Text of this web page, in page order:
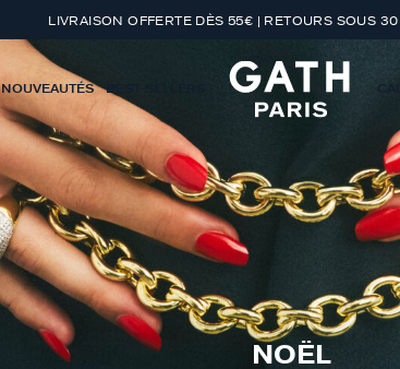
LIVRAISON OFFERTE DÈS 55€ | RETOURS SOUS 30
NOUVEAUTÉS BEST-SELLERS
NOËL